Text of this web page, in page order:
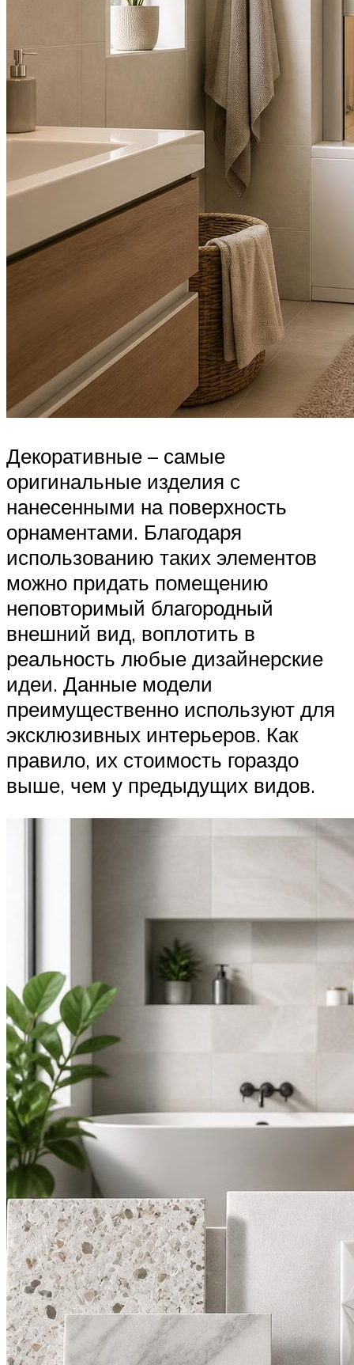
Декоративные – самые
оригинальные изделия с
нанесенными на поверхность
орнаментами. Благодаря
использованию таких элементов
можно придать помещению
неповторимый благородный
внешний вид, воплотить в
реальность любые дизайнерские
идеи. Данные модели
преимущественно используют для
эксклюзивных интерьеров. Как
правило, их стоимость гораздо
выше, чем у предыдущих видов.